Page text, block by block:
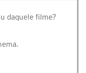
daquele filme?